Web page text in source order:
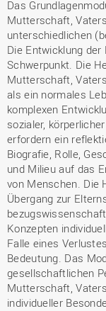
Das
Mutterschaft,
unterschiedlichen
Die Entwicklung der
Schwerpunkt. Die
Mutterschaft,
als ein normales
komplexen
sozialer,
erfordern ein
Biografie, Rolle,
und Milieu auf das
von Menschen. Die
Übergang zur
Konzepten
Falle eines
Bedeutung. Das
gesellschaftlichen
Mutterschaft,
individueller